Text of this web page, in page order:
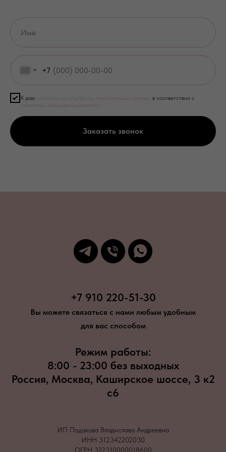
+7
Я даю согласие на обработку персональных данных в соответствии с
политикой конфиденциальности
Заказать звонок
+7 910 220-51-30
Вы можете связаться с нами любым удобным
для вас способом
Режим работы:
8:00 - 23:00 без выходных
Россия, Москва, Каширское шоссе, 3 к2
с6
ИП Подакова Владислава Андреевна
ИНН 312342202030
ОГРН 322310000018600